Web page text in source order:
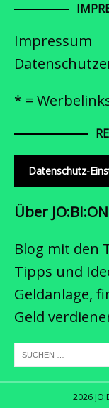
Impressum
* =
Datenschutz-
Über JO:BI:ON
Blog mit den
Tipps und
Geldanlage,
Geld
2026